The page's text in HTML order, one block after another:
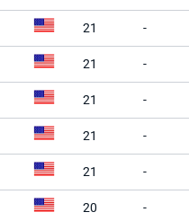
21 -
21 -
21 -
21 -
21 -
20 -